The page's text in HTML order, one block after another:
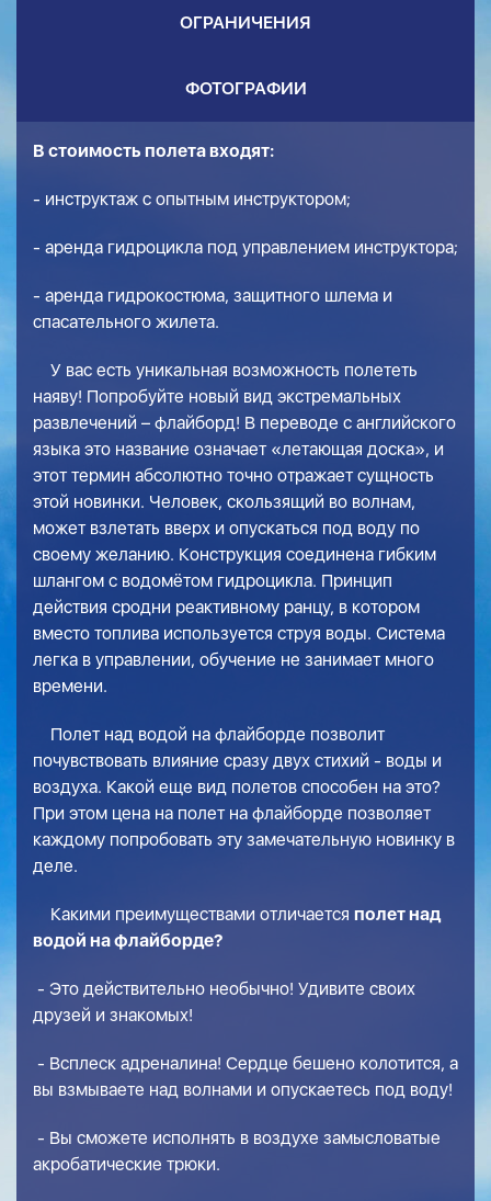
ОГРАНИЧЕНИЯ
ФОТОГРАФИИ
В стоимость полета входят:
- инструктаж c опытным инструктором;
- аренда гидроцикла под управлением инструктора;
- аренда гидрокостюма, защитного шлема и
спасательного жилета.
У вас есть уникальная возможность полететь
наяву! Попробуйте новый вид экстремальных
развлечений – флайборд! В переводе с английского
языка это название означает «летающая доска», и
этот термин абсолютно точно отражает сущность
этой новинки. Человек, скользящий во волнам,
может взлетать вверх и опускаться под воду по
своему желанию. Конструкция соединена гибким
шлангом с водомётом гидроцикла. Принцип
действия сродни реактивному ранцу, в котором
вместо топлива используется струя воды. Система
легка в управлении, обучение не занимает много
времени.
Полет над водой на флайборде позволит
почувствовать влияние сразу двух стихий - воды и
воздуха. Какой еще вид полетов способен на это?
При этом цена на полет на флайборде позволяет
каждому попробовать эту замечательную новинку в
деле.
Какими преимуществами отличается полет над
водой на флайборде?
- Это действительно необычно! Удивите своих
друзей и знакомых!
- Всплеск адреналина! Сердце бешено колотится, а
вы взмываете над волнами и опускаетесь под воду!
- Вы сможете исполнять в воздухе замысловатые
акробатические трюки.